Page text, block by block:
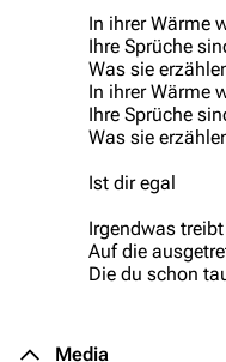
Navigation
Main page
Blog
On this day
Random page
Contact
In ihrer Wärme
Ihre Sprüche
Was sie
In ihrer Wärme
Ihre Sprüche
Was sie
Ist dir egal
Irgendwas
Auf die
Die du schon
Media